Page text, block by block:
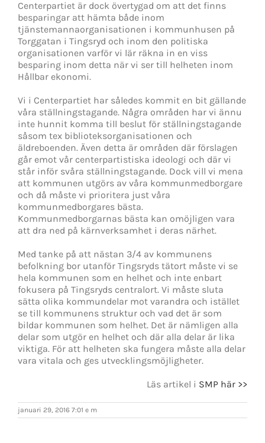
Centerpartiet är dock övertygad om att det finns
besparingar att hämta både inom
tjänstemannaorganisationen i kommunhusen på
Torggatan i Tingsryd och inom den politiska
organisationen varför vi lär räkna in en viss
besparing inom detta när vi ser till helheten inom
Hållbar ekonomi.
Vi i Centerpartiet har således kommit en bit gällande
våra ställningstagande. Några områden har vi ännu
inte hunnit komma till beslut för ställningstagande
såsom tex biblioteksorganisationen och
äldreboenden. Även detta är områden där förslagen
går emot vår centerpartistiska ideologi och där vi
står inför svåra ställningstagande. Dock vill vi mena
att kommunen utgörs av våra kommunmedborgare
och då måste vi prioritera just våra
kommunmedborgares bästa.
Kommunmedborgarnas bästa kan omöjligen vara
att dra ned på kärnverksamhet i deras närhet.
Med tanke på att nästan 3/4 av kommunens
befolkning bor utanför Tingsryds tätort måste vi se
hela kommunen som en helhet och inte enbart
fokusera på Tingsryds centralort. Vi måste sluta
sätta olika kommundelar mot varandra och istället
se till kommunens struktur och vad det är som
bildar kommunen som helhet. Det är nämligen alla
delar som utgör en helhet och där alla delar är lika
viktiga. För att helheten ska fungera måste alla delar
vara vitala och ges utvecklingsmöjligheter.
Läs artikel i SMP här >>
januari 29, 2016 7:01 e m